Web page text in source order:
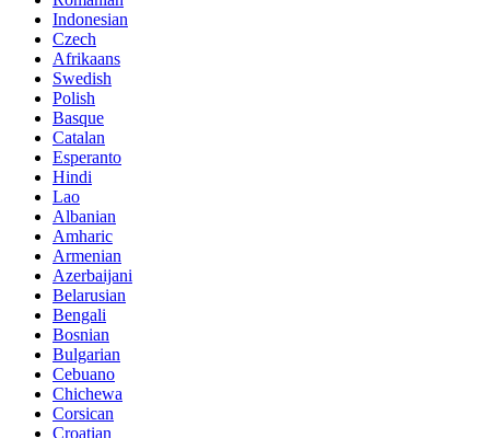
Indonesian
Czech
Afrikaans
Swedish
Polish
Basque
Catalan
Esperanto
Hindi
Lao
Albanian
Amharic
Armenian
Azerbaijani
Belarusian
Bengali
Bosnian
Bulgarian
Cebuano
Chichewa
Corsican
Croatian